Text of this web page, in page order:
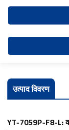
उत्पाद विवरण
YT-7059P-F8-L: